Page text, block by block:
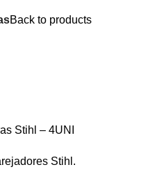
Back to products
Stihl – 4UNI
Stihl.